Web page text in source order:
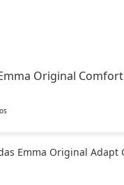
Original Comfort